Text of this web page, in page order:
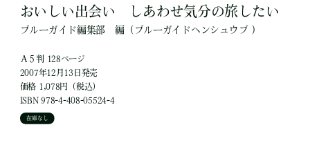
おいしい出会い しあわせ気分の旅したい
ブルーガイド編集部 編（ブルーガイドヘンシュウブ ）
Ａ５判 128ページ
2007年12月13日発売
価格 1,078円（税込）
ISBN 978-4-408-05524-4
在庫なし